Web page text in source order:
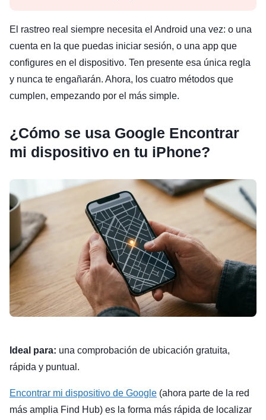
El rastreo real siempre necesita el Android una vez: o una
cuenta en la que puedas iniciar sesión, o una app que
configures en el dispositivo. Ten presente esa única regla
y nunca te engañarán. Ahora, los cuatro métodos que
cumplen, empezando por el más simple.
¿Cómo se usa Google Encontrar
mi dispositivo en tu iPhone?
Ideal para: una comprobación de ubicación gratuita,
rápida y puntual.
Encontrar mi dispositivo de Google (ahora parte de la red
más amplia Find Hub) es la forma más rápida de localizar